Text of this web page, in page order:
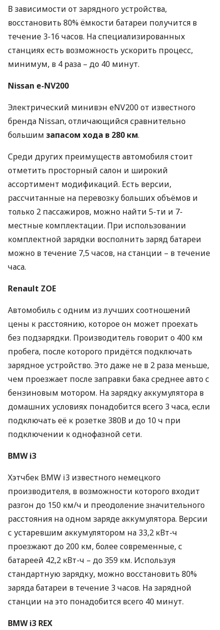
В зависимости от зарядного устройства,
восстановить 80% ёмкости батареи получится в
течение 3-16 часов. На специализированных
станциях есть возможность ускорить процесс,
минимум, в 4 раза – до 40 минут.
Nissan e-NV200
Электрический минивэн eNV200 от известного
бренда Nissan, отличающийся сравнительно
большим запасом хода в 280 км.
Среди других преимуществ автомобиля стоит
отметить просторный салон и широкий
ассортимент модификаций. Есть версии,
рассчитанные на перевозку больших объёмов и
только 2 пассажиров, можно найти 5-ти и 7-
местные комплектации. При использовании
комплектной зарядки восполнить заряд батареи
можно в течение 7,5 часов, на станции – в течение
часа.
Renault ZOE
Автомобиль с одним из лучших соотношений
цены к расстоянию, которое он может проехать
без подзарядки. Производитель говорит о 400 км
пробега, после которого придётся подключать
зарядное устройство. Это даже не в 2 раза меньше,
чем проезжает после заправки бака среднее авто с
бензиновым мотором. На зарядку аккумулятора в
домашних условиях понадобится всего 3 часа, если
подключать её к розетке 380В и до 10 ч при
подключении к однофазной сети.
BMWi3
Хэтчбек BMW i3 известного немецкого
производителя, в возможности которого входит
разгон до 150 км/ч и преодоление значительного
расстояния на одном заряде аккумулятора. Версии
с устаревшим аккумулятором на 33,2 кВт-ч
проезжают до 200 км, более современные, с
батареей 42,2 кВт-ч – до 359 км. Используя
стандартную зарядку, можно восстановить 80%
заряда батареи в течение 3 часов. На зарядной
станции на это понадобится всего 40 минут.
BMWi3 REX